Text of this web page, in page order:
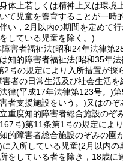
体上若しくは精神上又は環境
て児童を養育することが一時
い，2月以内の期間を定めて
している児童を除く。)
害者福祉法(昭和24年法律第
知的障害者福祉法(昭和35年
2号の規定により入所措置が採
害者の日常生活及び社会生活を
律(平成17年法律第123号。)
者支援施設をいう。)又はのぞ
重度知的障害者総合施設のぞ
号)第11条第1号の規定によ
的障害者総合施設のぞみの園
に入所している児童(2月以内の
をしている者を除き，18歳に